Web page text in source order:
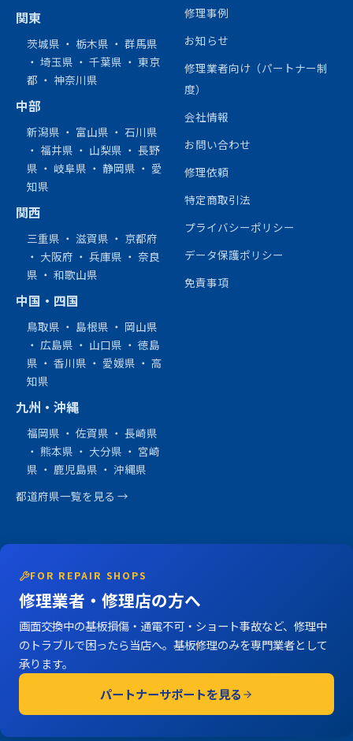
関東
茨城県 ・ 栃木県 ・ 群馬県
・ 埼玉県 ・ 千葉県 ・ 東京
都 ・ 神奈川県
中部
新潟県 ・ 富山県 ・ 石川県
・ 福井県 ・ 山梨県 ・ 長野
県 ・ 岐阜県 ・ 静岡県 ・ 愛
知県
関西
三重県 ・ 滋賀県 ・ 京都府
・ 大阪府 ・ 兵庫県 ・ 奈良
県 ・ 和歌山県
中国・四国
鳥取県 ・ 島根県 ・ 岡山県
・ 広島県 ・ 山口県 ・ 徳島
県 ・ 香川県 ・ 愛媛県 ・ 高
知県
九州・沖縄
福岡県 ・ 佐賀県 ・ 長崎県
・ 熊本県 ・ 大分県 ・ 宮崎
県 ・ 鹿児島県 ・ 沖縄県
都道府県一覧を見る →
修理事例
お知らせ
修理業者向け（パートナー制
度）
会社情報
お問い合わせ
修理依頼
特定商取引法
プライバシーポリシー
データ保護ポリシー
免責事項
FOR REPAIR SHOPS
修理業者・修理店の方へ
画面交換中の基板損傷・通電不可・ショート事故など、修理中
のトラブルで困ったら当店へ。基板修理のみを専門業者として
承ります。
パートナーサポートを見る